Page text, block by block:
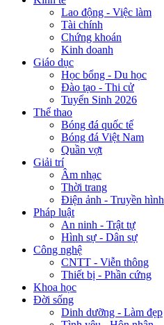
Lao động - Việc làm
Tài chính
Chứng khoán
Kinh doanh
Giáo dục
Học bổng - Du học
Đào tạo - Thi cử
Tuyển Sinh 2026
Thể thao
Bóng đá quốc tế
Bóng đá Việt Nam
Quần vợt
Giải trí
Âm nhạc
Thời trang
Điện ảnh - Truyền hình
Pháp luật
An ninh - Trật tự
Hình sự - Dân sự
Công nghệ
CNTT - Viễn thông
Thiết bị - Phần cứng
Khoa học
Đời sống
Dinh dưỡng - Làm đẹp